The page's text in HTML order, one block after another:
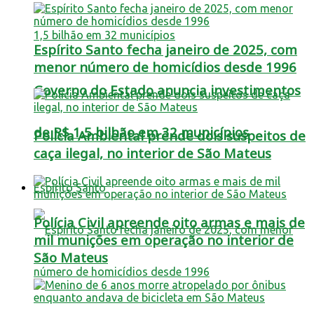
Governo do Estado anuncia investimentos
de R$ 1,5 bilhão em 32 municípios
Espírito Santo
Espírito Santo fecha janeiro de 2025, com
menor número de homicídios desde 1996
Polícia Ambiental prende dois suspeitos de
caça ilegal, no interior de São Mateus
Polícia Civil apreende oito armas e mais de
mil munições em operação no interior de
São Mateus